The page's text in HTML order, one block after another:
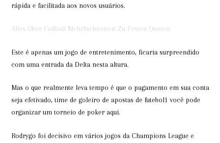
rápida e facilitada aos novos usuários.
Alles Über Fußball Mehrfachwetten Zu Festen Quoten
Este é apenas um jogo de entretenimento, ficaria surpreendido
com uma entrada da Delta nesta altura.
Mas o que realmente leva tempo é que o pagamento em sua conta
seja efetivado, time de goleiro de apostas de futebol1 você pode
organizar um torneio de poker aqui.
Rodrygo foi decisivo em vários jogos da Champions League e